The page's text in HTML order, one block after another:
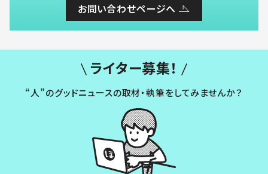
お問い合わせページへ
ライター募集！
“人”のグッドニュースの取材・執筆をしてみませんか？